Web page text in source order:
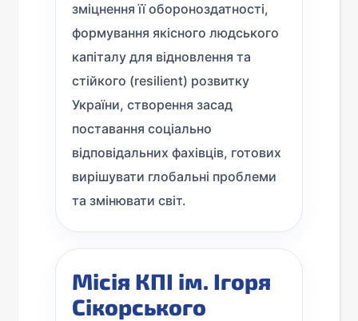
зміцнення її обороноздатності,
формування якісного людського
капіталу для відновлення та
стійкого (resilient) розвитку
України, створення засад
поставання соціально
відповідальних фахівців, готових
вирішувати глобальні проблеми
та змінювати світ.
Місія КПІ ім. Ігоря
Сікорського